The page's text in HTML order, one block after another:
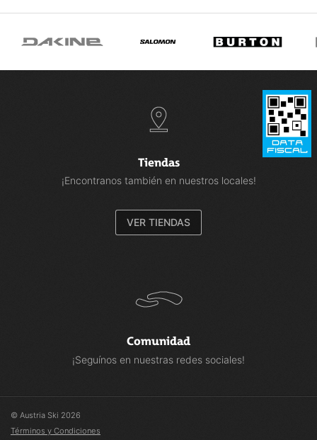
Tiendas
¡Encontranos también en nuestros locales!
VER TIENDAS
Comunidad
¡Seguínos en nuestras redes sociales!
© Austria Ski 2026
Términos y Condiciones